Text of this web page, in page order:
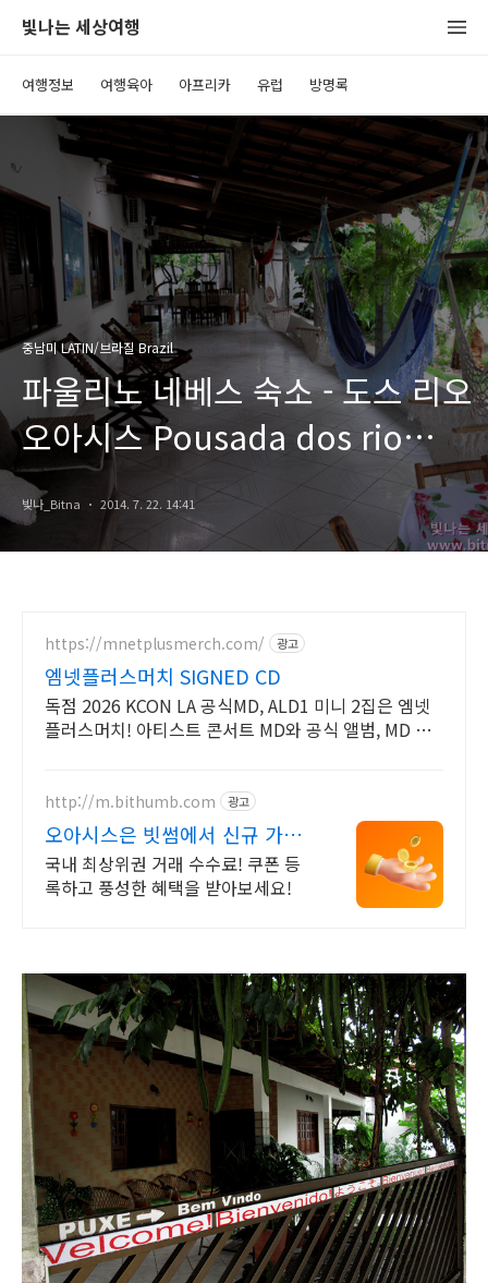
빛나는 세상여행
여행정보 여행육아 아프리카 유럽 방명록
중남미 LATIN/브라질 Brazil
파울리노 네베스 숙소 - 도스 리오
오아시스 Pousada dos rio
oasis(Paulino Neves, Brazil)
빛나_Bitna 2014. 7. 22. 14:41
https://mnetplusmerch.com/ 광고
엠넷플러스머치 SIGNED CD
독점 2026 KCON LA 공식MD, ALD1 미니 2집은 엠넷
플러스머치! 아티스트 콘서트 MD와 공식 앨범, MD 모
http://m.bithumb.com 광고
오아시스은 빗썸에서 신규 가입
시 5만원 혜택
국내 최상위권 거래 수수료! 쿠폰 등
록하고 풍성한 혜택을 받아보세요!